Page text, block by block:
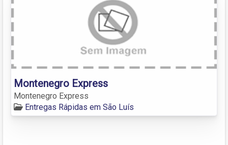
Montenegro Express
Montenegro Express
Entregas Rápidas em São Luís